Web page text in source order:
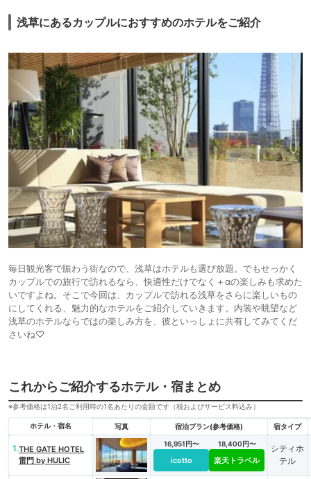
浅草にあるカップルにおすすめのホテルをご紹介
毎日観光客で賑わう街なので、浅草はホテルも選び放題。でもせっかく
カップルでの旅行で訪れるなら、快適性だけでなく＋αの楽しみも求めた
いですよね。そこで今回は、カップルで訪れる浅草をさらに楽しいもの
にしてくれる、魅力的なホテルをご紹介していきます。内装や眺望など
浅草のホテルならではの楽しみ方を、彼といっしょに共有してみてくだ
さいね♡
これからご紹介するホテル・宿まとめ
※参考価格は1泊2名ご利用時の1名あたりの金額です（税およびサービス料込み）
ホテル・宿名 写真 宿泊プラン(参考価格) 宿タイプ
1.THE GATE HOTEL
雷門 by HULIC
16,951円〜
icotto
18,400円〜
楽天トラベル
シティホ
テル